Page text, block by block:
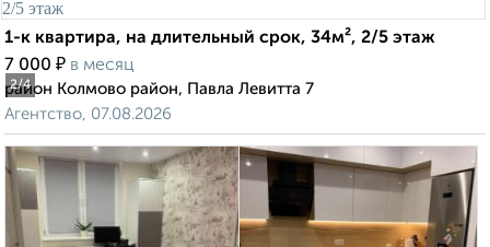
2/4
1-к квартира, на длительный срок, 34м², 2/5 этаж
7 000 ₽ в месяц
район Колмово район, Павла Левитта 7
Агентство, 07.08.2026